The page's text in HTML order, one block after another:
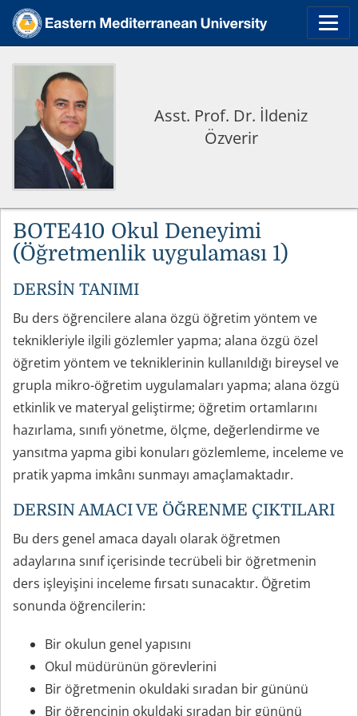
Asst. Prof. Dr. İldeniz
Özverir
BOTE410 Okul Deneyimi
(Öğretmenlik uygulaması 1)
DERSİN TANIMI
Bu ders öğrencilere alana özgü öğretim yöntem ve
teknikleriyle ilgili gözlemler yapma; alana özgü özel
öğretim yöntem ve tekniklerinin kullanıldığı bireysel ve
grupla mikro-öğretim uygulamaları yapma; alana özgü
etkinlik ve materyal geliştirme; öğretim ortamlarını
hazırlama, sınıfı yönetme, ölçme, değerlendirme ve
yansıtma yapma gibi konuları gözlemleme, inceleme ve
pratik yapma imkânı sunmayı amaçlamaktadır.
DERSIN AMACI VE ÖĞRENME ÇIKTILARI
Bu ders genel amaca dayalı olarak öğretmen
adaylarına sınıf içerisinde tecrübeli bir öğretmenin
ders işleyişini inceleme fırsatı sunacaktır. Öğretim
sonunda öğrencilerin:
Bir okulun genel yapısını
Okul müdürünün görevlerini
Bir öğretmenin okuldaki sıradan bir gününü
Bir öğrencinin okuldaki sıradan bir gününü